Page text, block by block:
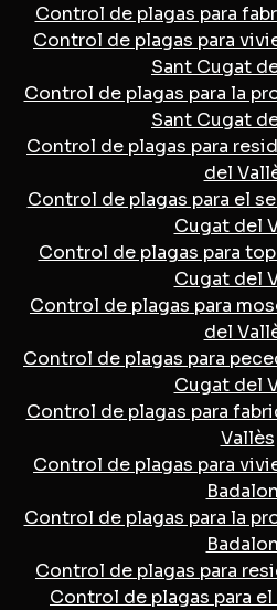
Control de plagas para
Control de plagas para
Sant Cugat
Control de plagas para la
Sant Cugat
Control de plagas para
del
Control de plagas para el
Cugat del
Control de plagas para
Cugat del
Control de plagas para
del
Control de plagas para
Cugat del
Control de plagas para
Vallès
Control de plagas para
Control de plagas para la
Control de plagas para
Control de plagas para